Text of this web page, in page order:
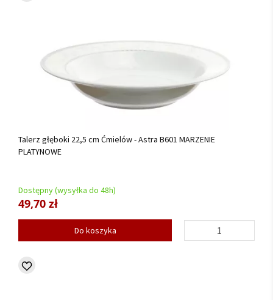
Talerz głęboki 22,5 cm Ćmielów - Astra B601 MARZENIE
PLATYNOWE
Dostępny (wysyłka do 48h)
49,70 zł
Do koszyka